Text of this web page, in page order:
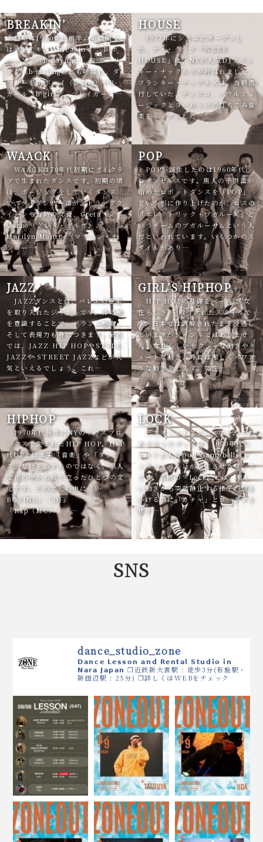
BREAKIN’
全盛期は1980年代前半。英語圏で
はブレイキン（breakin’）、B-ボ
ーイング（b-boying）、B-ガーリ
ング（b-girling）とも呼ばれ、ダ
ンサーをB-ボーイ（b-boy）やB-
ガール（b-girl）、ブレイカー（…
HOUSE
1977年にシカゴにオープンし
た、ゲイ・クラブ「WERE
HOUSE」に、NYの人気DJフラン
キー・ナックルズが呼ばれました。
フランキー・ナックルズは、当時流
行していた、ディスコ、ソウルミュ
ージックとヨーロッパの打ちこみ音
楽をミックスした…
WAACK
WAACKは70年代初期にゲイクラ
ブで生まれたダンスです。初期の頃
は、ポージングをしていくダンス
で、ゲイダンサー達が、ドラァグク
イーンや当時の女優、Greta
Garbo（グレタ・ガルボ）、
Marilyn Monroe（マリリン・モ
ンロー…
POP
POPが誕生したのは1960年代、
ロサンゼルスです。黒人の子供達が
始めたロボットダンスを「POP」
という形に作り上げたのが、ロスの
「エレクトリック・ブガルーズ」と
いうチームのブガルーサムという人
だといわれています。いくつかのス
タイルがあり…
JAZZ
JAZZダンスとは、バレエの要素
を取り入れたジャンルです。体の軸
を意識することで、バランス感覚、
そして表現力も身につきます。最近
では、JAZZ HIP HOPやSTYLE
JAZZや STREET JAZZなどが人
気といえるでしょう。これ…
GIRL’S HIPHOP
HIP HOPの基礎をベースに”女
性らしさ”を取り入れたスタイルで
す。日本では誤解されたまま浸透し
ていますがジャンルではありませ
ん。女性らしいセクシーな動きやキ
ュートな動き、時には激しくパワフ
ルな動きをします。女性…
HIPHOP
1970年代後半にNYのサウスブロ
ンクスで生まれたHIP HOP。HIP
HOPとは本来「音楽」や「ダン
ス」だけを指すものではなく、黒人
文化の中から成り立ったひとつの文
化です。その文化の中に「B-
BOYING」「DJ」
「Rap（MC）」「…
LOCK
三大オールドスクールの一つでも
あるロックダンスは、1970年代に
アメリカ人のDon Campbell（ド
ンキャンベル）が誕生させたダンス
です。名前の『Lock』とは、激し
い動きから突然静止する様子が鍵を
かける時に「カチャ」とロックする
様子…
SNS
dance_studio_zone
𝗗𝗮𝗻𝗰𝗲 𝗟𝗲𝘀𝘀𝗼𝗻 𝗮𝗻𝗱 𝗥𝗲𝗻𝘁𝗮𝗹 𝗦𝘁𝘂𝗱𝗶𝗼 𝗶𝗻
𝗡𝗮𝗿𝗮 𝗝𝗮𝗽𝗮𝗻❒近鉄新大宮駅 : 徒歩3分(布施駅・
新田辺駅 : 25分) ❒詳しくはWEBをチェック